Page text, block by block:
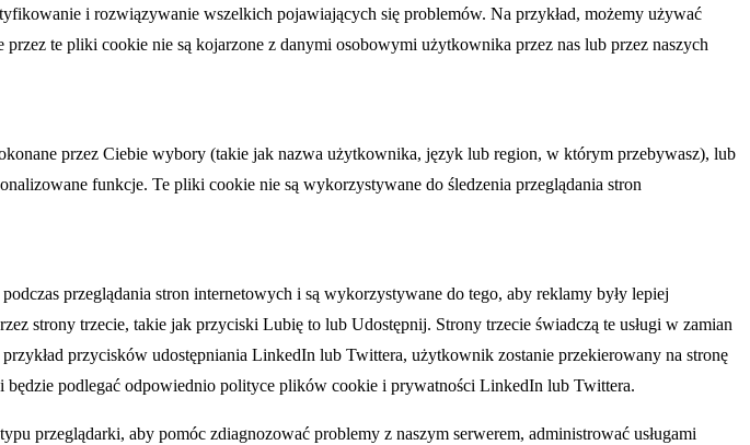
i rozwiązywanie wszelkich pojawiających się problemów. Na przykład, możemy używać
te pliki cookie nie są kojarzone z danymi osobowymi użytkownika przez nas lub przez naszych
przez Ciebie wybory (takie jak nazwa użytkownika, język lub region, w którym przebywasz), lub
funkcje. Te pliki cookie nie są wykorzystywane do śledzenia przeglądania stron
przeglądania stron internetowych i są wykorzystywane do tego, aby reklamy były lepiej
strony trzecie, takie jak przyciski Lubię to lub Udostępnij. Strony trzecie świadczą te usługi w zamian
przycisków udostępniania LinkedIn lub Twittera, użytkownik zostanie przekierowany na stronę
podlegać odpowiednio polityce plików cookie i prywatności LinkedIn lub Twittera.
przeglądarki, aby pomóc zdiagnozować problemy z naszym serwerem, administrować usługami